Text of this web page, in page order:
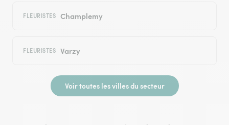
FLEURISTES Champlemy
FLEURISTES Varzy
Voir toutes les villes du secteur